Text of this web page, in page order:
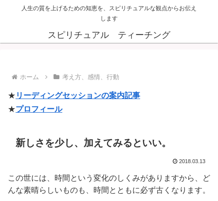
人生の質を上げるための知恵を、スピリチュアルな観点からお伝え
します
スピリチュアル ティーチング
ホーム 考え方、感情、行動
★ リーディングセッションの案内記事
★プロフィール
新しさを少し、加えてみるといい。
2018.03.13
この世には、時間という変化のしくみがありますから、ど
んな素晴らしいものも、時間とともに必ず古くなります。